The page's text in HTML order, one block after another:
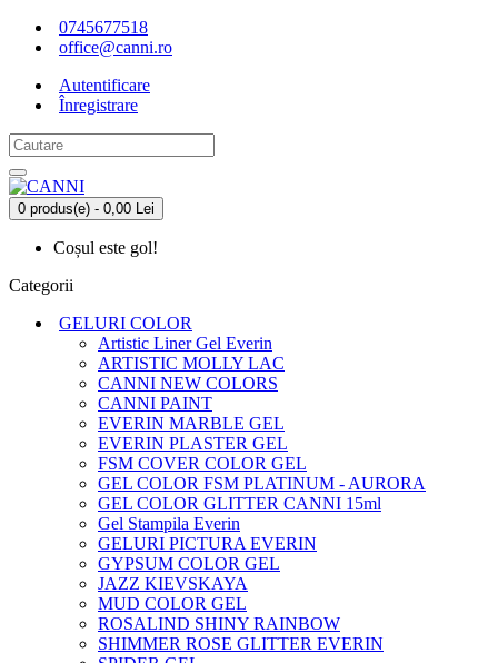
0745677518
office@canni.ro
Autentificare
Înregistrare
0 produs(e) - 0,00 Lei
Coșul este gol!
Categorii
GELURI COLOR
Artistic Liner Gel Everin
ARTISTIC MOLLY LAC
CANNI NEW COLORS
CANNI PAINT
EVERIN MARBLE GEL
EVERIN PLASTER GEL
FSM COVER COLOR GEL
GEL COLOR FSM PLATINUM - AURORA
GEL COLOR GLITTER CANNI 15ml
Gel Stampila Everin
GELURI PICTURA EVERIN
GYPSUM COLOR GEL
JAZZ KIEVSKAYA
MUD COLOR GEL
ROSALIND SHINY RAINBOW
SHIMMER ROSE GLITTER EVERIN